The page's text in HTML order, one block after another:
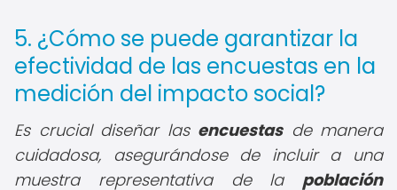
5. ¿Cómo se puede garantizar la
efectividad de las encuestas en la
medición del impacto social?
Es crucial diseñar las encuestasde manera
cuidadosa, asegurándose de incluir a una
muestra representativa de la población